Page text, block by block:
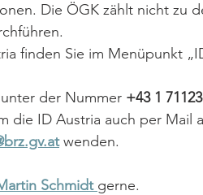
Die ÖGK zählt nicht zu
finden Sie im Menüpunkt
der Nummer +43 1
die ID Austria auch per Mail
wenden.
Schmidt gerne.